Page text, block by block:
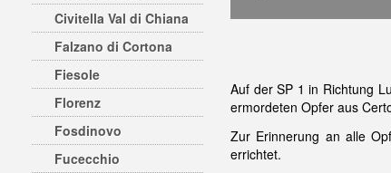
Civitella Val di Chiana
Falzano di Cortona
Fiesole
Florenz
Fosdinovo
Fucecchio
Auf der SP 1 in Richtung
ermordeten Opfer aus
Zur Erinnerung an alle
errichtet.